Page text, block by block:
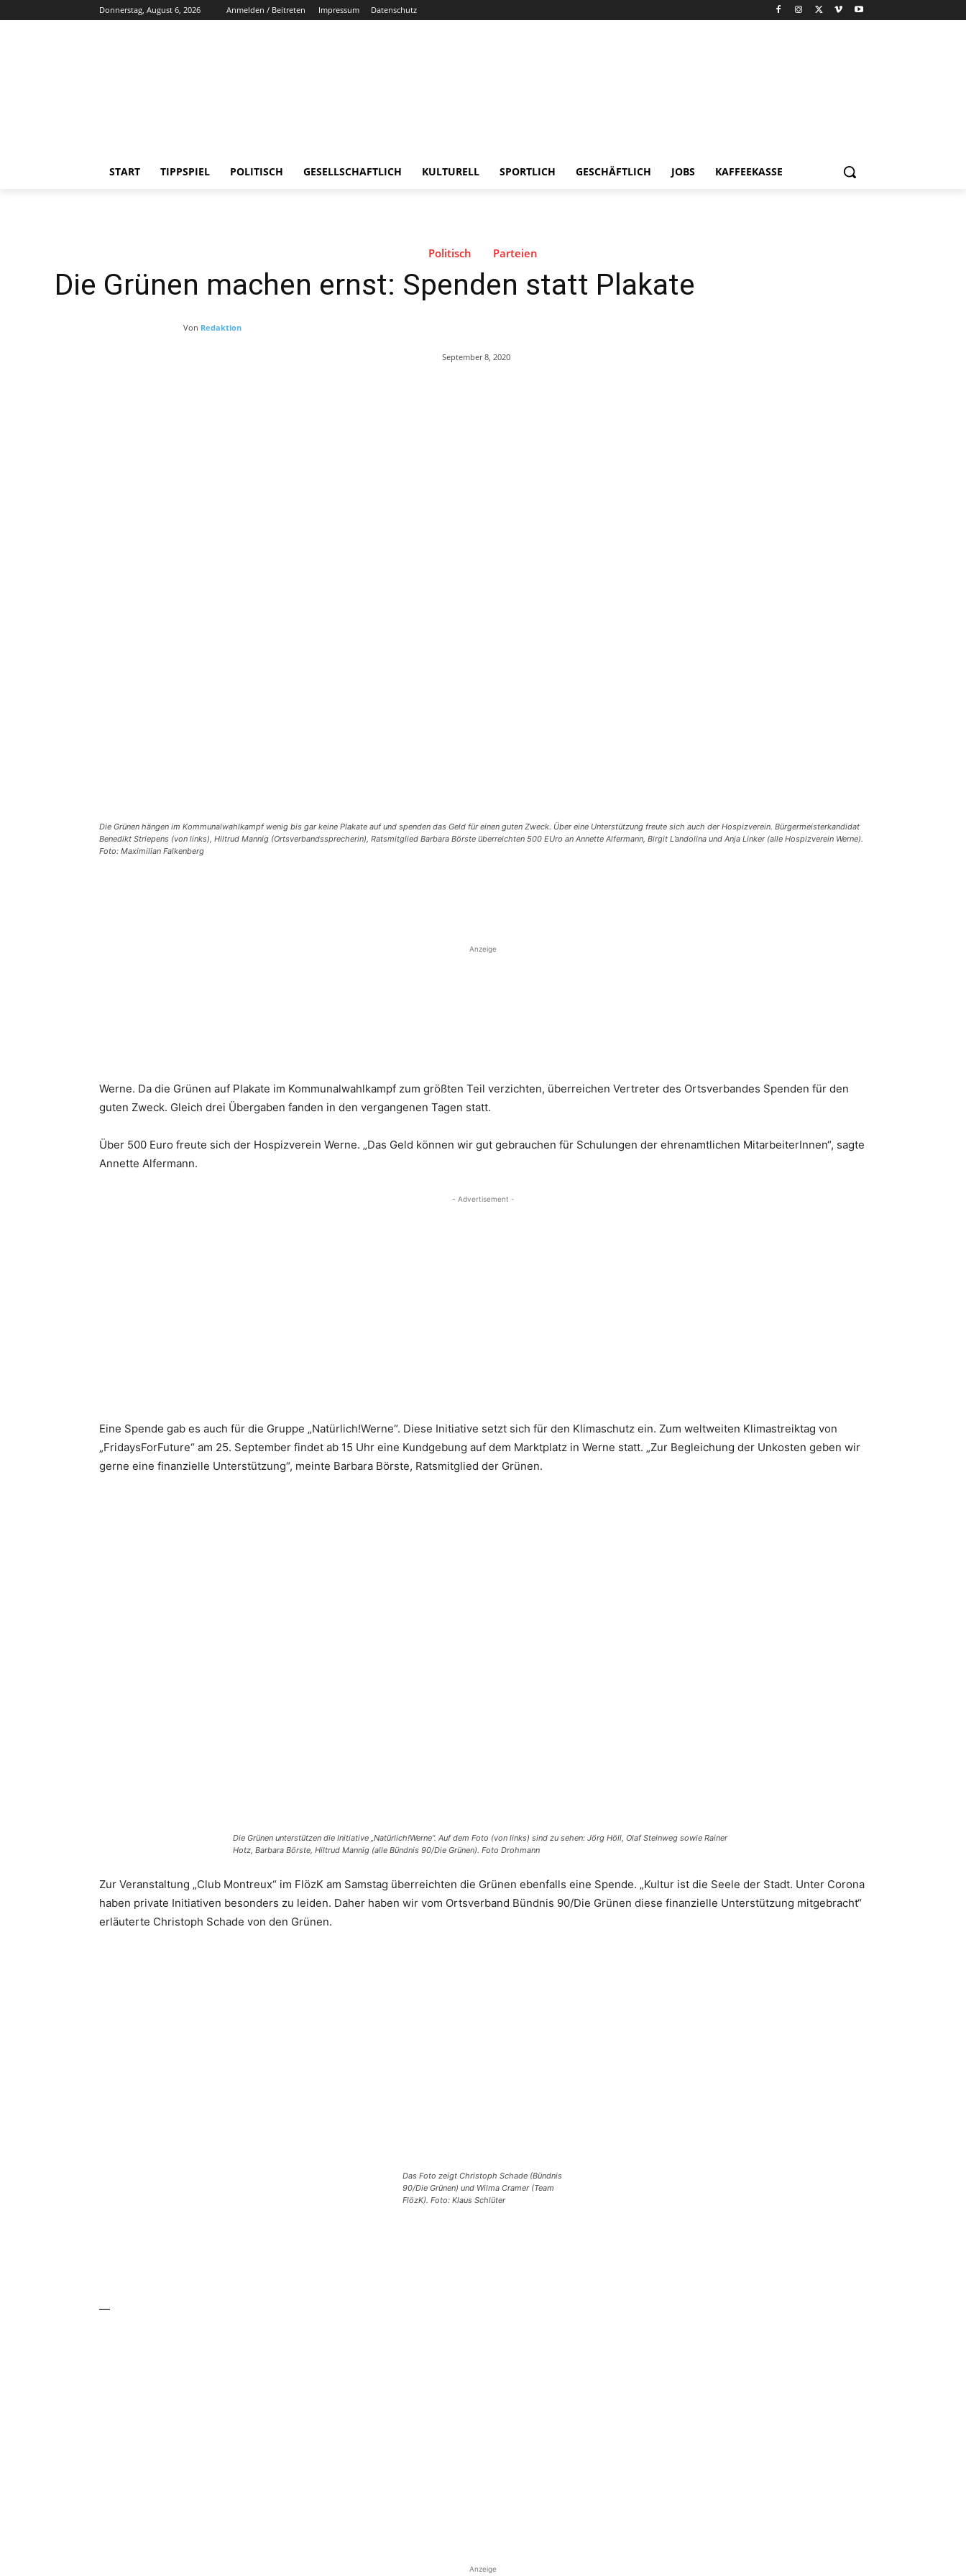
Donnerstag, August 6, 2026 Anmelden / Beitreten Impressum Datenschutz
START TIPPSPIEL POLITISCH GESELLSCHAFTLICH KULTURELL SPORTLICH GESCHÄFTLICH JOBS KAFFEEKASSE
Politisch Parteien
Die Grünen machen ernst: Spenden statt Plakate
Von Redaktion
September 8, 2020
Die Grünen hängen im Kommunalwahlkampf wenig bis gar keine Plakate auf und spenden das Geld für einen guten Zweck. Über eine Unterstützung freute sich auch der Hospizverein. Bürgermeisterkandidat
Benedikt Striepens (von links), Hiltrud Mannig (Ortsverbandssprecherin), Ratsmitglied Barbara Börste überreichten 500 EUro an Annette Alfermann, Birgit L’andolina und Anja Linker (alle Hospizverein Werne).
Foto: Maximilian Falkenberg
Anzeige
Werne. Da die Grünen auf Plakate im Kommunalwahlkampf zum größten Teil verzichten, überreichen Vertreter des Ortsverbandes Spenden für den
guten Zweck. Gleich drei Übergaben fanden in den vergangenen Tagen statt.
Über 500 Euro freute sich der Hospizverein Werne. „Das Geld können wir gut gebrauchen für Schulungen der ehrenamtlichen MitarbeiterInnen“, sagte
Annette Alfermann.
- Advertisement -
Eine Spende gab es auch für die Gruppe „Natürlich!Werne“. Diese Initiative setzt sich für den Klimaschutz ein. Zum weltweiten Klimastreiktag von
„FridaysForFuture“ am 25. September findet ab 15 Uhr eine Kundgebung auf dem Marktplatz in Werne statt. „Zur Begleichung der Unkosten geben wir
gerne eine finanzielle Unterstützung“, meinte Barbara Börste, Ratsmitglied der Grünen.
Die Grünen unterstützen die Initiative „Natürlich!Werne“. Auf dem Foto (von links) sind zu sehen: Jörg Höll, Olaf Steinweg sowie Rainer
Hotz, Barbara Börste, Hiltrud Mannig (alle Bündnis 90/Die Grünen). Foto Drohmann
Zur Veranstaltung „Club Montreux“ im FlözK am Samstag überreichten die Grünen ebenfalls eine Spende. „Kultur ist die Seele der Stadt. Unter Corona
haben private Initiativen besonders zu leiden. Daher haben wir vom Ortsverband Bündnis 90/Die Grünen diese finanzielle Unterstützung mitgebracht“
erläuterte Christoph Schade von den Grünen.
Das Foto zeigt Christoph Schade (Bündnis
90/Die Grünen) und Wilma Cramer (Team
FlözK). Foto: Klaus Schlüter
—
Anzeige